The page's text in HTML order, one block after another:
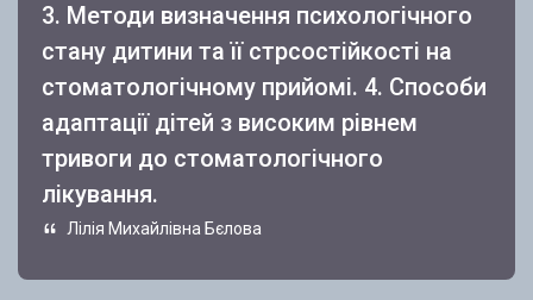
3. Методи визначення психологічного
стану дитини та її стрсостійкості на
стоматологічному прийомі. 4. Способи
адаптації дітей з високим рівнем
тривоги до стоматологічного
лікування.
Лілія Михайлівна Бєлова